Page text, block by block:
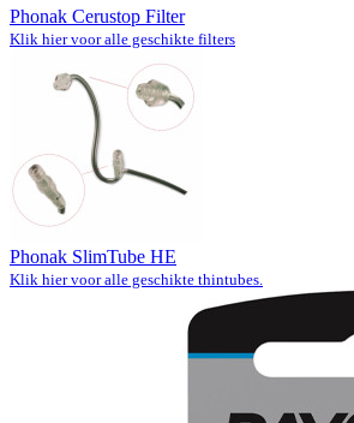
Phonak Cerustop Filter
Klik hier voor alle geschikte filters
Phonak SlimTube HE
Klik hier voor alle geschikte thintubes.